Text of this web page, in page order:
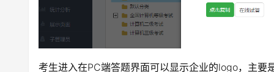
考生进入在PC端答题界面可以显示企业的logo，主